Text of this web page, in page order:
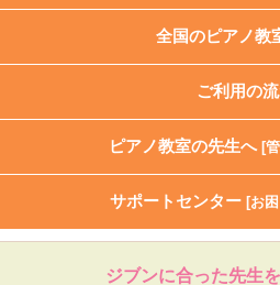
全国のピアノ教
ご利用の
ピアノ教室の先生へ [
サポートセンター [お
ジブンに合った先生